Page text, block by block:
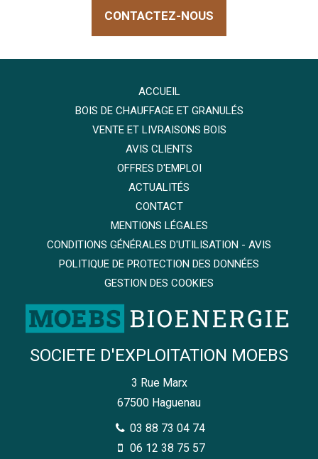
CONTACTEZ-NOUS
ACCUEIL
BOIS DE CHAUFFAGE ET GRANULÉS
VENTE ET LIVRAISONS BOIS
AVIS CLIENTS
OFFRES D'EMPLOI
ACTUALITÉS
CONTACT
MENTIONS LÉGALES
CONDITIONS GÉNÉRALES D'UTILISATION - AVIS
POLITIQUE DE PROTECTION DES DONNÉES
GESTION DES COOKIES
SOCIETE D'EXPLOITATION MOEBS
3 Rue Marx
67500 Haguenau
03 88 73 04 74
06 12 38 75 57